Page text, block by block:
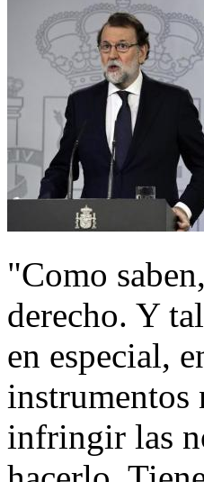
"Como
derecho. Y
en especial,
instrumentos
infringir las